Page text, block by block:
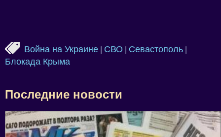
Война на Украине СВО Севастополь
Блокада Крыма
Последние новости